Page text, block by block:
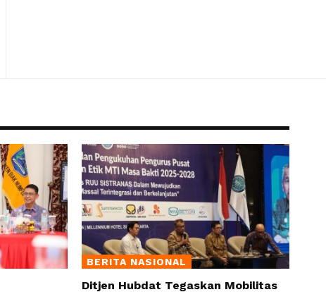
BERITA NASIONAL
Ditjen Hubdat Tegaskan Mobilitas